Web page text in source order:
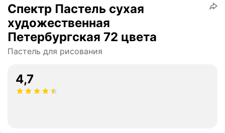
Спектр Пастель сухая
художественная
Петербургская 72 цвета
Пастель для рисования
4,7